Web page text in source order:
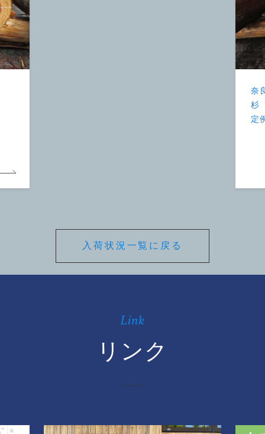
奈
杉
定
入荷状況一覧に戻る
Link
リンク